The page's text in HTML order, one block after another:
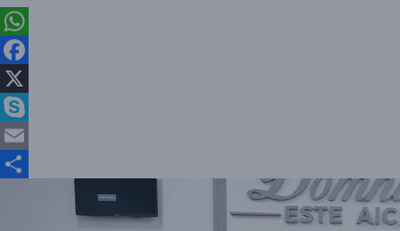
WhatsApp
Facebook
X
Skype
Email
Partajează